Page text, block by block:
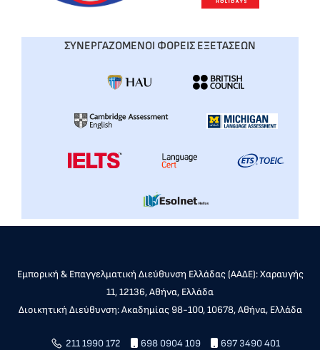
ΣΥΝΕΡΓΑΖΟΜΕΝΟΙ ΦΟΡΕΙΣ ΕΞΕΤΑΣΕΩΝ
Εμπορική & Επαγγελματική Διεύθυνση Ελλάδας (ΑΑΔΕ): Χαραυγής
11, 12136, Αθήνα, Ελλάδα
Διοικητική Διεύθυνση: Ακαδημίας 98-100, 10678, Αθήνα, Ελλάδα
211 1990 172 698 0904 109 697 3490 401